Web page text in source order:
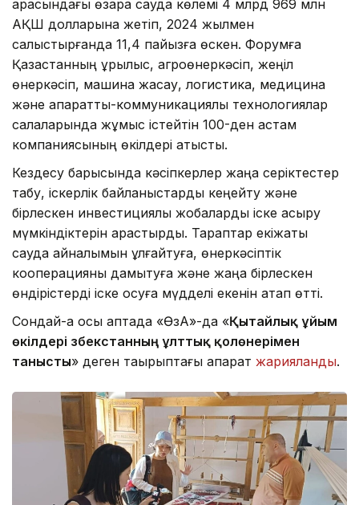
арасындағы өзара сауда көлемі 4 млрд 969 млн
АҚШ долларына жетіп, 2024 жылмен
салыстырғанда 11,4 пайызға өскен. Форумға
Қазақстанның құрылыс, агроөнеркәсіп, жеңіл
өнеркәсіп, машина жасау, логистика, медицина
және ақпараттық-коммуникациялық технологиялар
салаларында жұмыс істейтін 100-ден астам
компаниясының өкілдері қатысты.
Кездесу барысында кәсіпкерлер жаңа серіктестер
табу, іскерлік байланыстарды кеңейту және
бірлескен инвестициялық жобаларды іске асыру
мүмкіндіктерін қарастырды. Тараптар екіжақты
сауда айналымын ұлғайтуға, өнеркәсіптік
кооперацияны дамытуға және жаңа бірлескен
өндірістерді іске қосуға мүдделі екенін атап өтті.
Сондай-ақ осы аптада «ӨзА»-да «Қытайлық ұйым
өкілдері Өзбекстанның ұлттық қолөнерімен
танысты» деген тақырыптағы ақпарат жарияланды.